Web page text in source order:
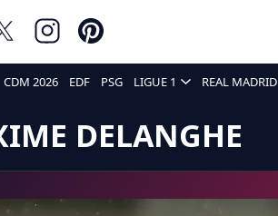
CDM 2026 EDF PSG LIGUE 1 REAL MADRID
DELANGHE